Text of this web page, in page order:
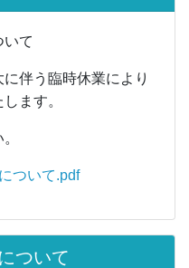
いて
伴う臨時休業により
ます。
ついて.pdf
ついて